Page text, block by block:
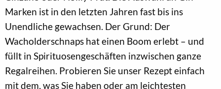
Marken ist in den letzten Jahren fast bis ins
Unendliche gewachsen. Der Grund: Der
Wacholderschnaps hat einen Boom erlebt – und
füllt in Spirituosengeschäften inzwischen ganze
Regalreihen. Probieren Sie unser Rezept einfach
mit dem, was Sie haben oder am leichtesten